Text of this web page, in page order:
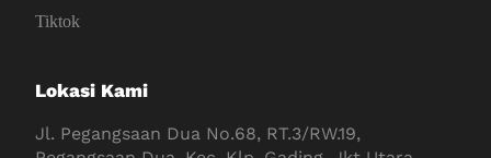
Tiktok
Lokasi Kami
Jl. Pegangsaan Dua No.68, RT.3/RW.19,